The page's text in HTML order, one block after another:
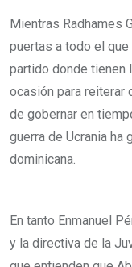
Mientras Radhames
puertas a todo el
partido donde tienen
ocasión para reiterar
de gobernar en
guerra de Ucrania ha
dominicana.
En tanto Enmanuel
y la directiva de la